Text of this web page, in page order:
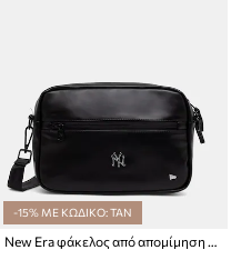
-15% ΜΕ ΚΩΔΙΚΟ: TAN
New Era φάκελος από απομίμηση δέρματος CAMERA BAG NYY